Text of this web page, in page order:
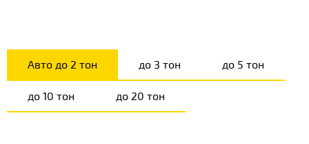
Авто до 2 тон до 3 тон до 5 тон
до 10 тон до 20 тон